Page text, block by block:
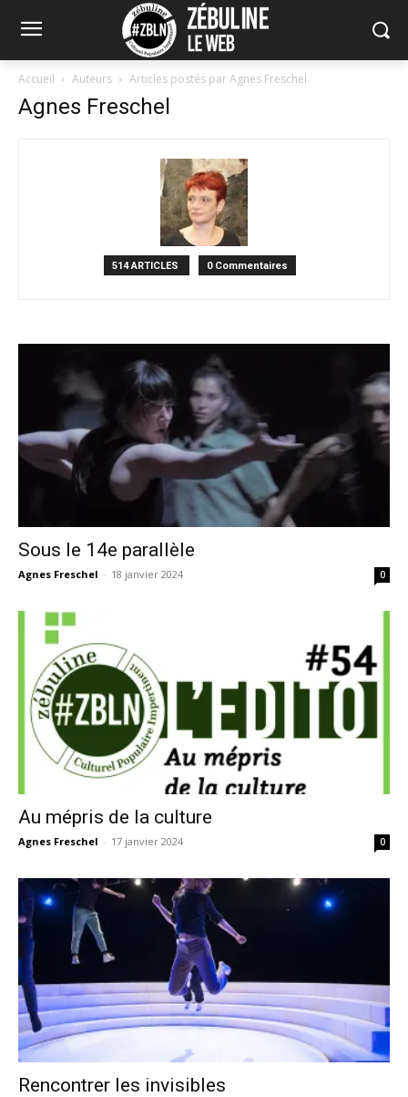
Accueil Auteurs Articles postés par Agnes Freschel
Agnes Freschel
514 ARTICLES 0 Commentaires
Sous le 14e parallèle
Agnes Freschel - 18 janvier 2024 0
Au mépris de la culture
Agnes Freschel - 17 janvier 2024 0
Rencontrer les invisibles